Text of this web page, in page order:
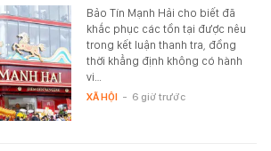
Bảo Tín Mạnh Hải cho biết đã
khắc phục các tồn tại được nêu
trong kết luận thanh tra, đồng
thời khẳng định không có hành
vi…
XÃ HỘI - 6 giờ trước